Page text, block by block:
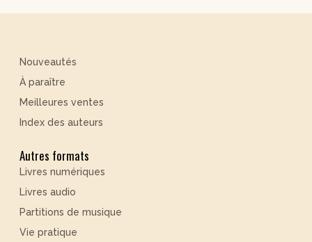
Nouveautés
À paraître
Meilleures ventes
Index des auteurs
Autres formats
Livres numériques
Livres audio
Partitions de musique
Vie pratique